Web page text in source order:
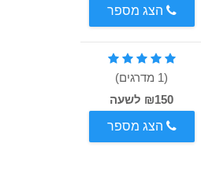
הצג מספר
(1 מדרגים)
₪150 לשעה
הצג מספר